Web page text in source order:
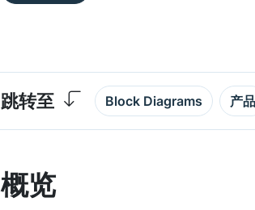
跳转至 Block Diagrams 产品
概览